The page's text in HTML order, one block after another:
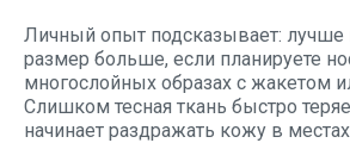
Личный опыт подсказывает: лучше
размер больше, если планируете
многослойных образах с жакетом
Слишком тесная ткань быстро
начинает раздражать кожу в